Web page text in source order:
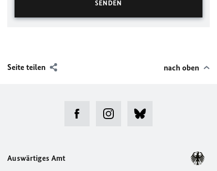
Seite teilen nach oben
Auswärtiges Amt